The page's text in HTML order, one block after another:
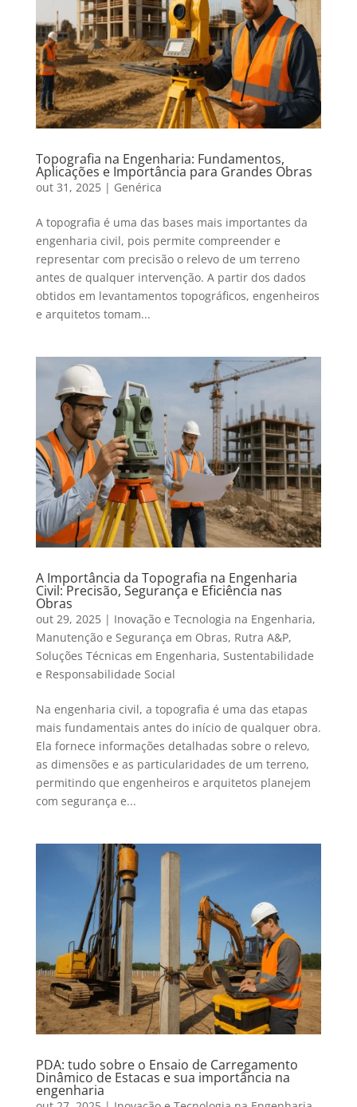
Topografia na Engenharia: Fundamentos,
Aplicações e Importância para Grandes Obras
out 31, 2025| Genérica
A topografia é uma das bases mais importantes da
engenharia civil, pois permite compreender e
representar com precisão o relevo de um terreno
antes de qualquer intervenção. A partir dos dados
obtidos em levantamentos topográficos, engenheiros
e arquitetos tomam...
A Importância da Topografia na Engenharia
Civil: Precisão, Segurança e Eficiência nas
Obras
out 29, 2025| Inovação e Tecnologia na Engenharia,
Manutenção e Segurança em Obras, Rutra A&P,
Soluções Técnicas em Engenharia, Sustentabilidade
e Responsabilidade Social
Na engenharia civil, a topografia é uma das etapas
mais fundamentais antes do início de qualquer obra.
Ela fornece informações detalhadas sobre o relevo,
as dimensões e as particularidades de um terreno,
permitindo que engenheiros e arquitetos planejem
com segurança e...
PDA: tudo sobre o Ensaio de Carregamento
Dinâmico de Estacas e sua importância na
engenharia